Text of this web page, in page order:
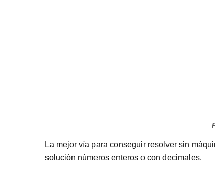
La mejor vía para conseguir resolver sin
solución números enteros o con decimales.